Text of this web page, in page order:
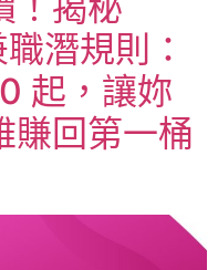
潛規則：
起，讓妳
賺回第一桶